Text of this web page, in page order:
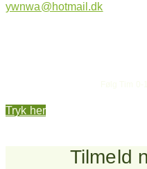
ywnwa@hotmail.dk
Tryk her
Tilmeld